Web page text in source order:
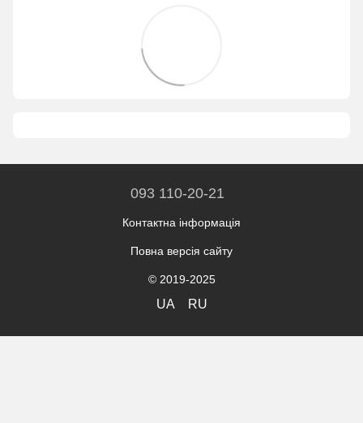
093 110-20-21
Контактна інформація
Повна версія сайту
© 2019-2025
UA RU